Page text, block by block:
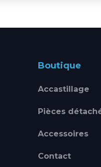
Boutique
Accastillage
Pièces
Accessoires
Contact